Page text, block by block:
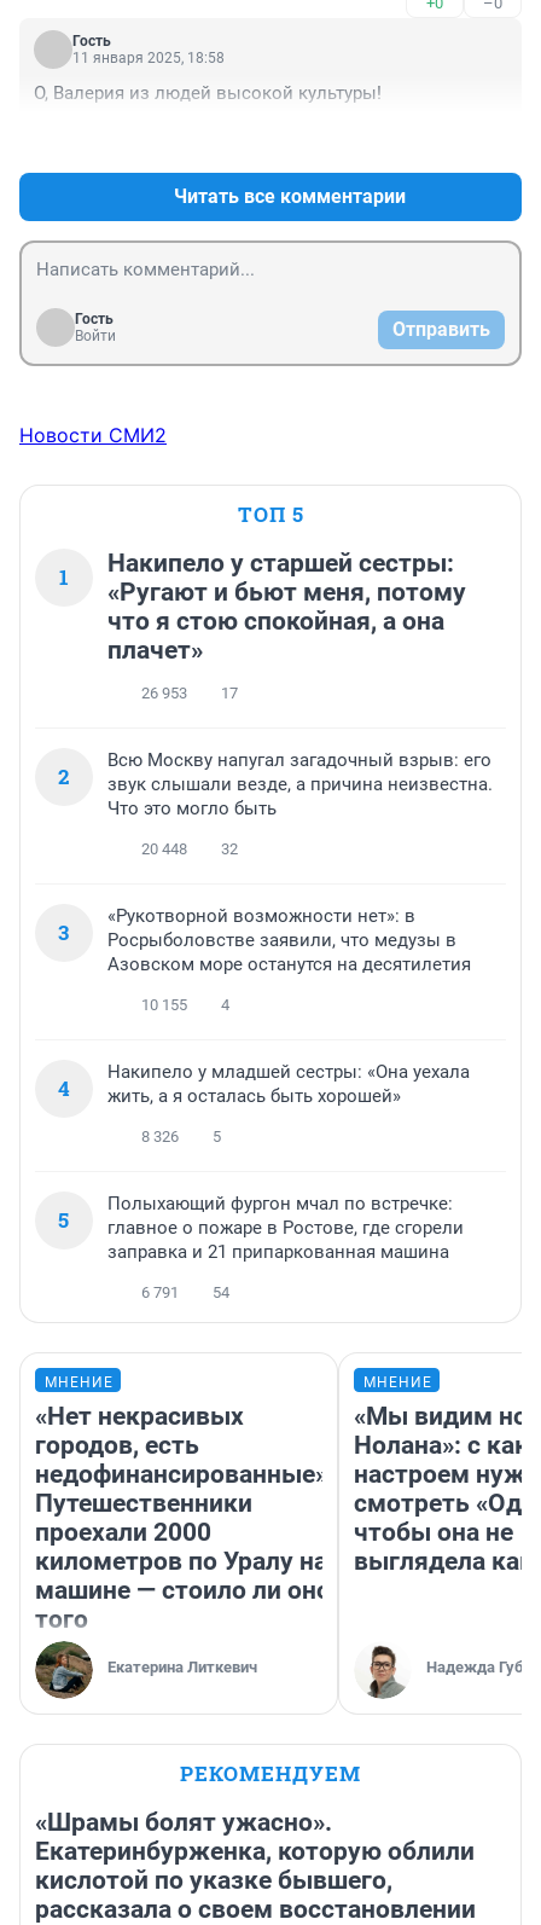
Гость
11 января 2025, 18:58
О, Валерия из людей высокой культуры!
Читать все комментарии
Гость
Войти
Отправить
Новости СМИ2
ТОП 5
1
Накипело у старшей сестры:
«Ругают и бьют меня, потому
что я стою спокойная, а она
плачет»
26 953 17
2
Всю Москву напугал загадочный взрыв: его
звук слышали везде, а причина неизвестна.
Что это могло быть
20 448 32
3
«Рукотворной возможности нет»: в
Росрыболовстве заявили, что медузы в
Азовском море останутся на десятилетия
10 155 4
4
Накипело у младшей сестры: «Она уехала
жить, а я осталась быть хорошей»
8 326 5
5
Полыхающий фургон мчал по встречке:
главное о пожаре в Ростове, где сгорели
заправка и 21 припаркованная машина
6 791 54
МНЕНИЕ
«Нет некрасивых
городов, есть
недофинансированные».
Путешественники
проехали 2000
километров по Уралу на
машине — стоило ли оно
того
Екатерина Литкевич
МНЕНИЕ
«Мы видим
Нолана»: с
настроем
смотреть
чтобы она не
выглядела как
Надежда
РЕКОМЕНДУЕМ
«Шрамы болят ужасно».
Екатеринбурженка, которую облили
кислотой по указке бывшего,
рассказала о своем восстановлении